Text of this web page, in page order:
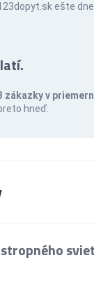
ešte
zákazky v
hneď.